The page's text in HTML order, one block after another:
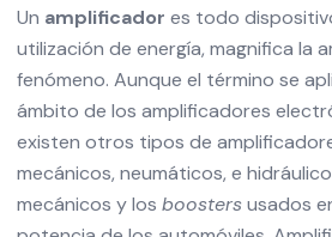
Un amplificador es todo
utilización de energía, magnifica la
fenómeno. Aunque el término se
ámbito de los amplificadores
existen otros tipos de
mecánicos, neumáticos, e
mecánicos y los boostersusados